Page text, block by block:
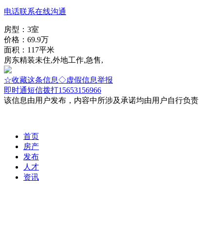
电话联系在线沟通
房型：3室
价格：69.9万
面积：117平米
房东精装未住,外地工作,急售,
☆收藏这条信息◇虚假信息举报
即时通短信拨打15653156966
该信息由用户发布，内容中所涉及承诺均由用户自行负责
首页
房产
发布
人才
资讯